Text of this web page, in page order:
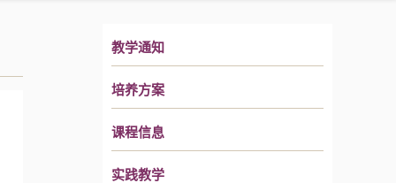
教学通知
培养方案
课程信息
实践教学